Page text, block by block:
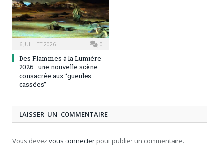
6 JUILLET 2026 0
Des Flammes à la Lumière
2026 : une nouvelle scène
consacrée aux “gueules
cassées”
LAISSER UN COMMENTAIRE
Vous devez vous connecter pour publier un commentaire.